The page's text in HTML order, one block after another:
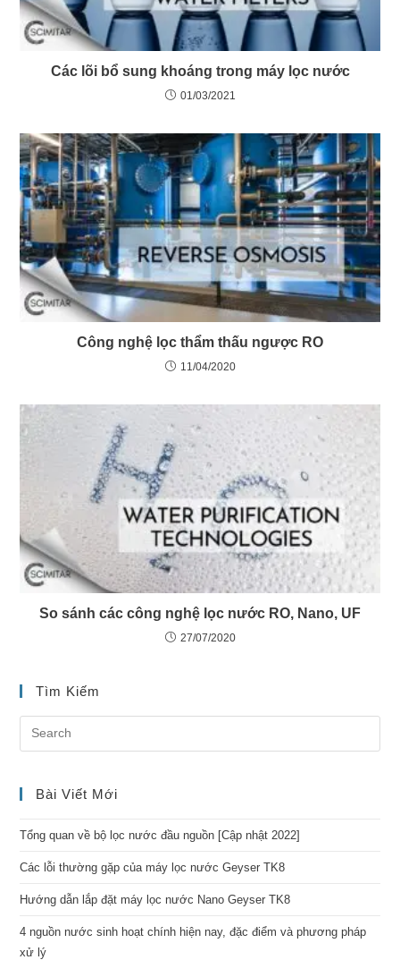
Các lõi bổ sung khoáng trong máy lọc nước
01/03/2021
Công nghệ lọc thẩm thấu ngược RO
11/04/2020
So sánh các công nghệ lọc nước RO, Nano, UF
27/07/2020
Tìm Kiếm
Bài Viết Mới
Tổng quan về bộ lọc nước đầu nguồn [Cập nhật 2022]
Các lỗi thường gặp của máy lọc nước Geyser TK8
Hướng dẫn lắp đặt máy lọc nước Nano Geyser TK8
4 nguồn nước sinh hoạt chính hiện nay, đặc điểm và phương pháp
xử lý